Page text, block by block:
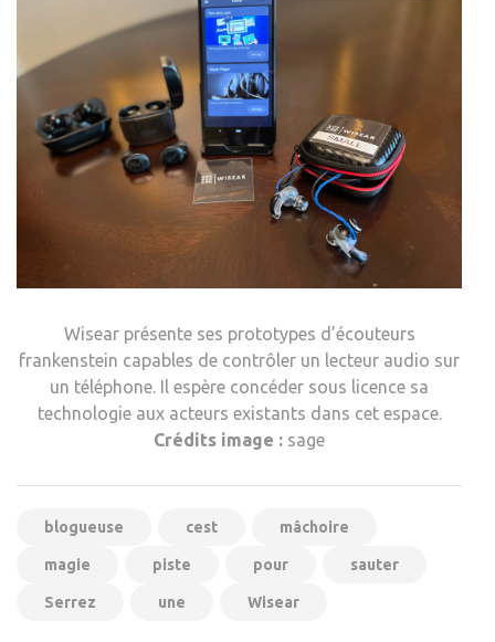
Wisear présente ses prototypes d’écouteurs
frankenstein capables de contrôler un lecteur audio sur
un téléphone. Il espère concéder sous licence sa
technologie aux acteurs existants dans cet espace.
Crédits image : sage
blogueuse cest mâchoire
magie piste pour sauter
Serrez une Wisear